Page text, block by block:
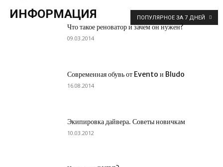
ИНФОРМАЦИЯ ПОПУЛЯРНОЕ ЗА 7 ДНЕЙ
Что такое реноватор и зачем он нужен?
09.03.2014
Современная обувь от Evento и Bludo
16.08.2014
Экипировка дайвера. Советы новичкам
10.03.2012